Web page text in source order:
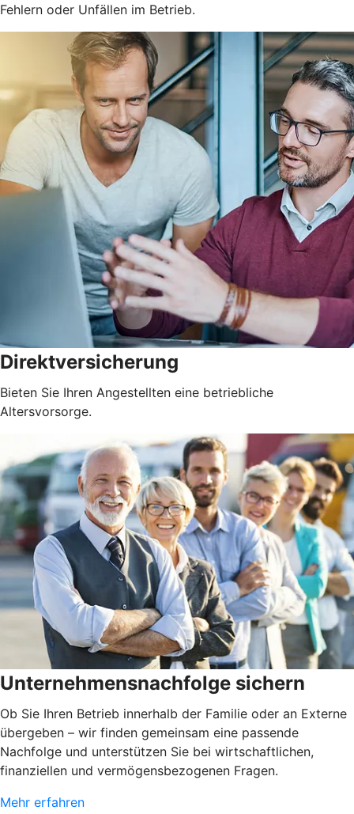
Fehlern oder Unfällen im Betrieb.
Direktversicherung
Bieten Sie Ihren Angestellten eine betriebliche
Altersvorsorge.
Unternehmensnachfolge sichern
Ob Sie Ihren Betrieb innerhalb der Familie oder an Externe
übergeben – wir finden gemeinsam eine passende
Nachfolge und unterstützen Sie bei wirtschaftlichen,
finanziellen und vermögensbezogenen Fragen.
Mehr erfahren